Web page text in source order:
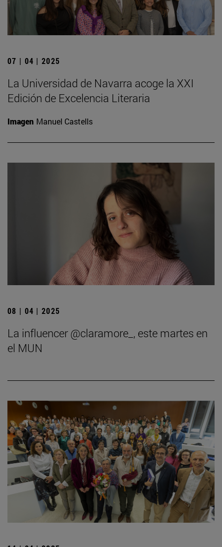
07 | 04 | 2025
La Universidad de Navarra acoge la XXI
Edición de Excelencia Literaria
Imagen Manuel Castells
08 | 04 | 2025
La influencer @claramore_, este martes en
el MUN